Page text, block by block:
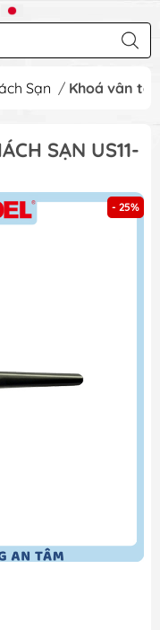
Sạn / Khoá vân tay
SẠN US11-
- 25%